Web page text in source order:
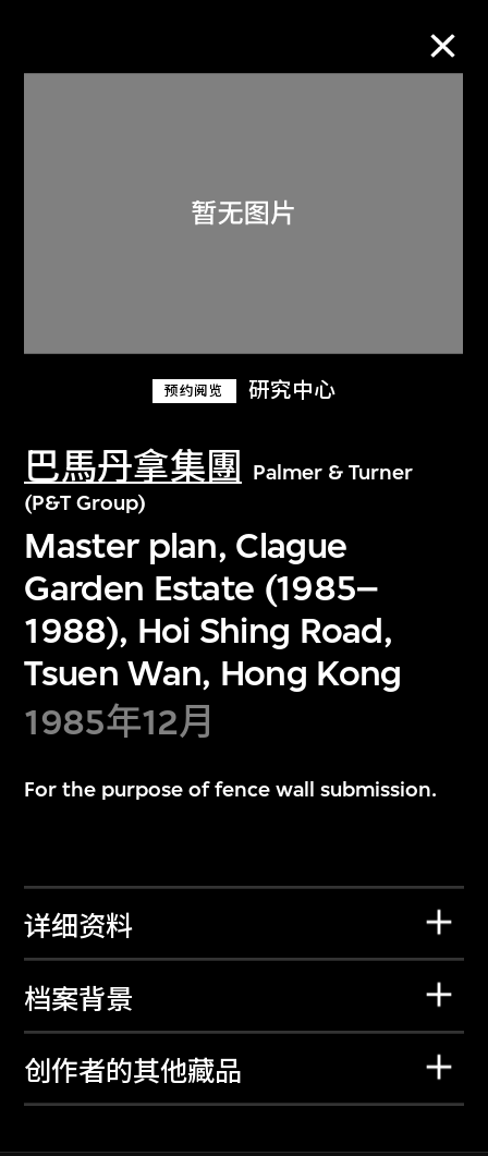
预约阅览 研究中心
巴馬丹拿集團
Palmer & Turner
(P&T Group)
Master plan, Clague
Garden Estate (1985–
1988), Hoi Shing Road,
Tsuen Wan, Hong Kong
1985年12月
For the purpose of fence wall submission.
详细资料
档案背景
创作者的其他藏品
关于M+藏品
探索世界顶级的二十及二十一世纪视觉
文化藏品。